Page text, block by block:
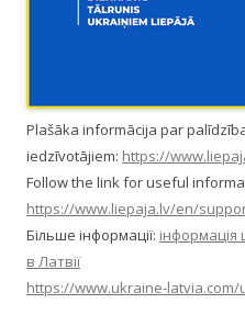
Plašāka informācija par
iedzīvotājiem: https://
Follow the link for useful
https://www.liepaja.lv/en/
Більше інформації: інформація
в Латвії
https://www.ukraine-latvia.com/